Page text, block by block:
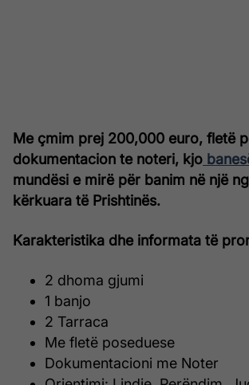
Me çmim prej 200,000 euro, fletë
dokumentacion te noteri, kjo
mundësi e mirë për banim në një
kërkuara të Prishtinës.
Karakteristika dhe informata të
2 dhoma gjumi
1 banjo
2 Tarraca
Me fletë poseduese
Dokumentacioni me Noter